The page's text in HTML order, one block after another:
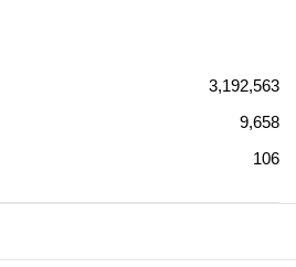
3,192,563
9,658
106